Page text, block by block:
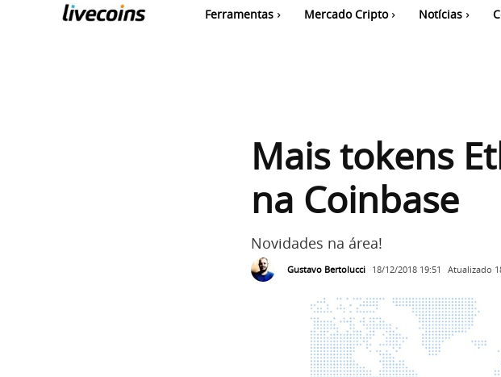
Ferramentas Mercado Cripto Notícias
Mais tokens
na Coinbase
Novidades na área!
Gustavo Bertolucci 18/12/2018 19:51 Atualizado